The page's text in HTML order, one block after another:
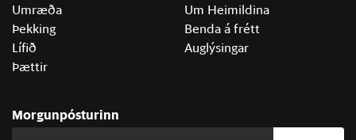
Umræða
Þekking
Lífið
Þættir
Um Heimildina
Benda á frétt
Auglýsingar
Morgunpósturinn